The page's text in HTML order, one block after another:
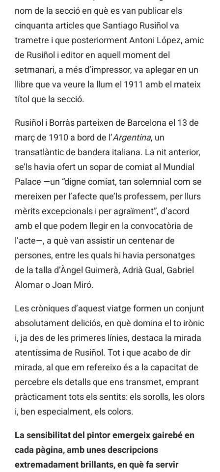
nom de la secció en què es van publicar els
cinquanta articles que Santiago Rusiñol va
trametre i que posteriorment Antoni López, amic
de Rusiñol i editor en aquell moment del
setmanari, a més d’impressor, va aplegar en un
llibre que va veure la llum el 1911 amb el mateix
títol que la secció.
Rusiñol i Borràs parteixen de Barcelona el 13 de
març de 1910 a bord de l’Argentina, un
transatlàntic de bandera italiana. La nit anterior,
se’ls havia ofert un sopar de comiat al Mundial
Palace —un “digne comiat, tan solemnial com se
mereixen per l’afecte que’ls professem, per llurs
mèrits excepcionals i per agraïment”, d’acord
amb el que podem llegir en la convocatòria de
l’acte—, a què van assistir un centenar de
persones, entre les quals hi havia personatges
de la talla d’Àngel Guimerà, Adrià Gual, Gabriel
Alomar o Joan Miró.
Les cròniques d’aquest viatge formen un conjunt
absolutament deliciós, en què domina el to irònic
i, ja des de les primeres línies, destaca la mirada
atentíssima de Rusiñol. Tot i que acabo de dir
mirada, al que em refereixo és a la capacitat de
percebre els detalls que ens transmet, emprant
pràcticament tots els sentits: els sorolls, les olors
i, ben especialment, els colors.
La sensibilitat del pintor emergeix gairebé en
cada pàgina, amb unes descripcions
extremadament brillants, en què fa servir